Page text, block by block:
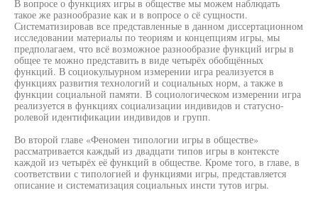
В вопросе о функциях игры в обществе мы можем наблюдать
такое же разнообразие как и в вопросе о сё сущности.
Систематизировав все представленные в данном диссертационном
исследовании материалы по теориям и концепциям игры, мы
предполагаем, что всё возможное разнообразие функций игры в
общее те можно представить в виде четырёх обобщённых
функций. В социокулыурном измерении игра реализуется в
функциях развития технологий и социальных норм, а также в
функции социальной памяти. В социологическом измерении игра
реализуется в функциях социализации индивидов и статусно-
ролевой идентификации индивидов и групп.
Во второй главе «Феномен типологии игры в обществе»
рассматривается каждый из двадцати типов игры в контексте
каждой из четырёх её функций в обществе. Кроме того, в главе, в
соответствии с типологией и функциями игры, представляется
описание и систематизация социальных инсти тутов игры.